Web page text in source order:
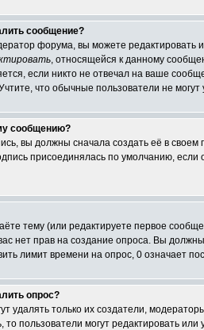
сообщение?
форума, вы можете редактировать
, относящейся к данному
если никто не отвечал на ваше
что обычные пользователи не
сообщению?
вы должны сначала создать её в
присоединялась по умолчанию,
тему (или редактируете первое
нет прав на создание опроса. Вы
лимит времени на опрос, 0 означает
опрос?
удалять только их создатели,
то пользователи могут редактировать